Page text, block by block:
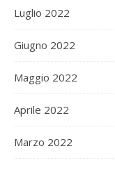
Luglio 2022
Giugno 2022
Maggio 2022
Aprile 2022
Marzo 2022